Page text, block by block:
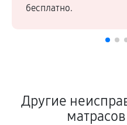
бесплатно.
Другие